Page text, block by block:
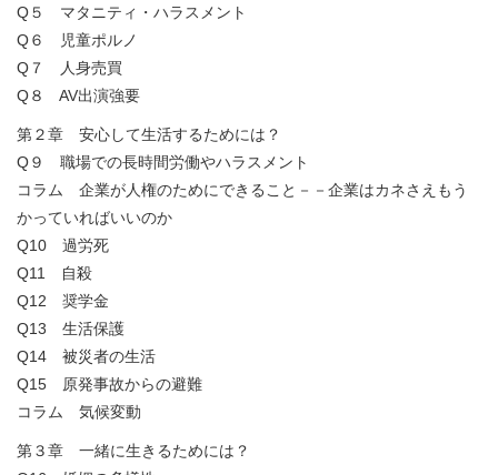
Q５ マタニティ・ハラスメント
Q６ 児童ポルノ
Q７ 人身売買
Q８ AV出演強要
第２章 安心して生活するためには？
Q９ 職場での長時間労働やハラスメント
コラム 企業が人権のためにできること－－企業はカネさえもう
かっていればいいのか
Q10 過労死
Q11 自殺
Q12 奨学金
Q13 生活保護
Q14 被災者の生活
Q15 原発事故からの避難
コラム 気候変動
第３章 一緒に生きるためには？